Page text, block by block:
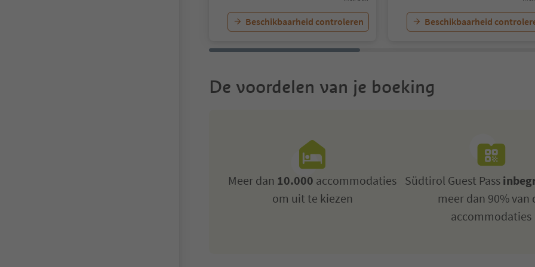
Beschikbaarheid controleren Beschikbaarheid
De voordelen van je boeking
Meer dan 10.000 accommodaties
om uit te kiezen
Südtirol Guest Pass
meer dan 90% van
accommodaties